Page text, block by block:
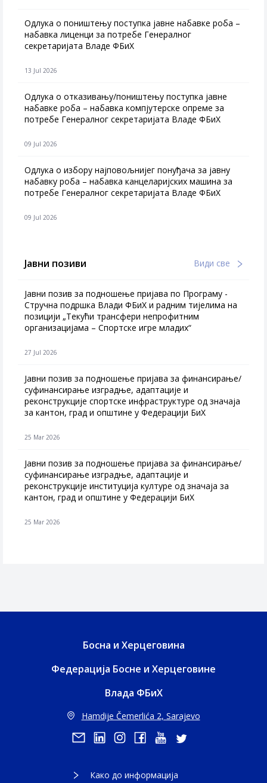
Одлука о поништењу поступка јавне набавке роба –
набавка лиценци за потребе Генералног
секретаријата Владе ФБиХ
13 Jul 2026
Одлука о отказивању/поништењу поступка јавне
набавке роба – набавка компјутерске опреме за
потребе Генералног секретаријата Владе ФБиХ
09 Jul 2026
Одлука о избору најповољнијег понуђача за јавну
набавку роба – набавка канцеларијских машина за
потребе Генералног секретаријата Владе ФБиХ
09 Jul 2026
Јавни позиви Види све
Јавни позив за подношење пријава по Програму -
Стручна подршка Влади ФБиХ и радним тијелима на
позицији „Текући трансфери непрофитним
организацијама – Спортске игре младих“
27 Jul 2026
Jавни позив за подношење пријава за финансирање/
суфинансирање изградње, адаптације и
реконструкције спортске инфраструктуре од значаја
за кантон, град и општине у Федерацији БиХ
25 Mar 2026
Јавни позив за подношење пријава за финансирање/
суфинансирање изградње, адаптације и
реконструкције институција културе од значаја за
кантон, град и општине у Федерацији БиХ
25 Mar 2026
Босна и Херцеговина
Федерација Босне и Херцеговине
Влада ФБиХ
Hamdije Čemerlića 2, Sarajevo
Како до информација